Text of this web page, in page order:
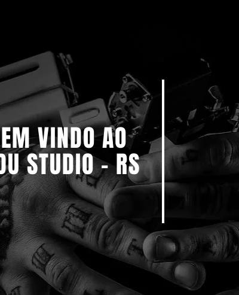
VINDO AO
STUDIO - RS